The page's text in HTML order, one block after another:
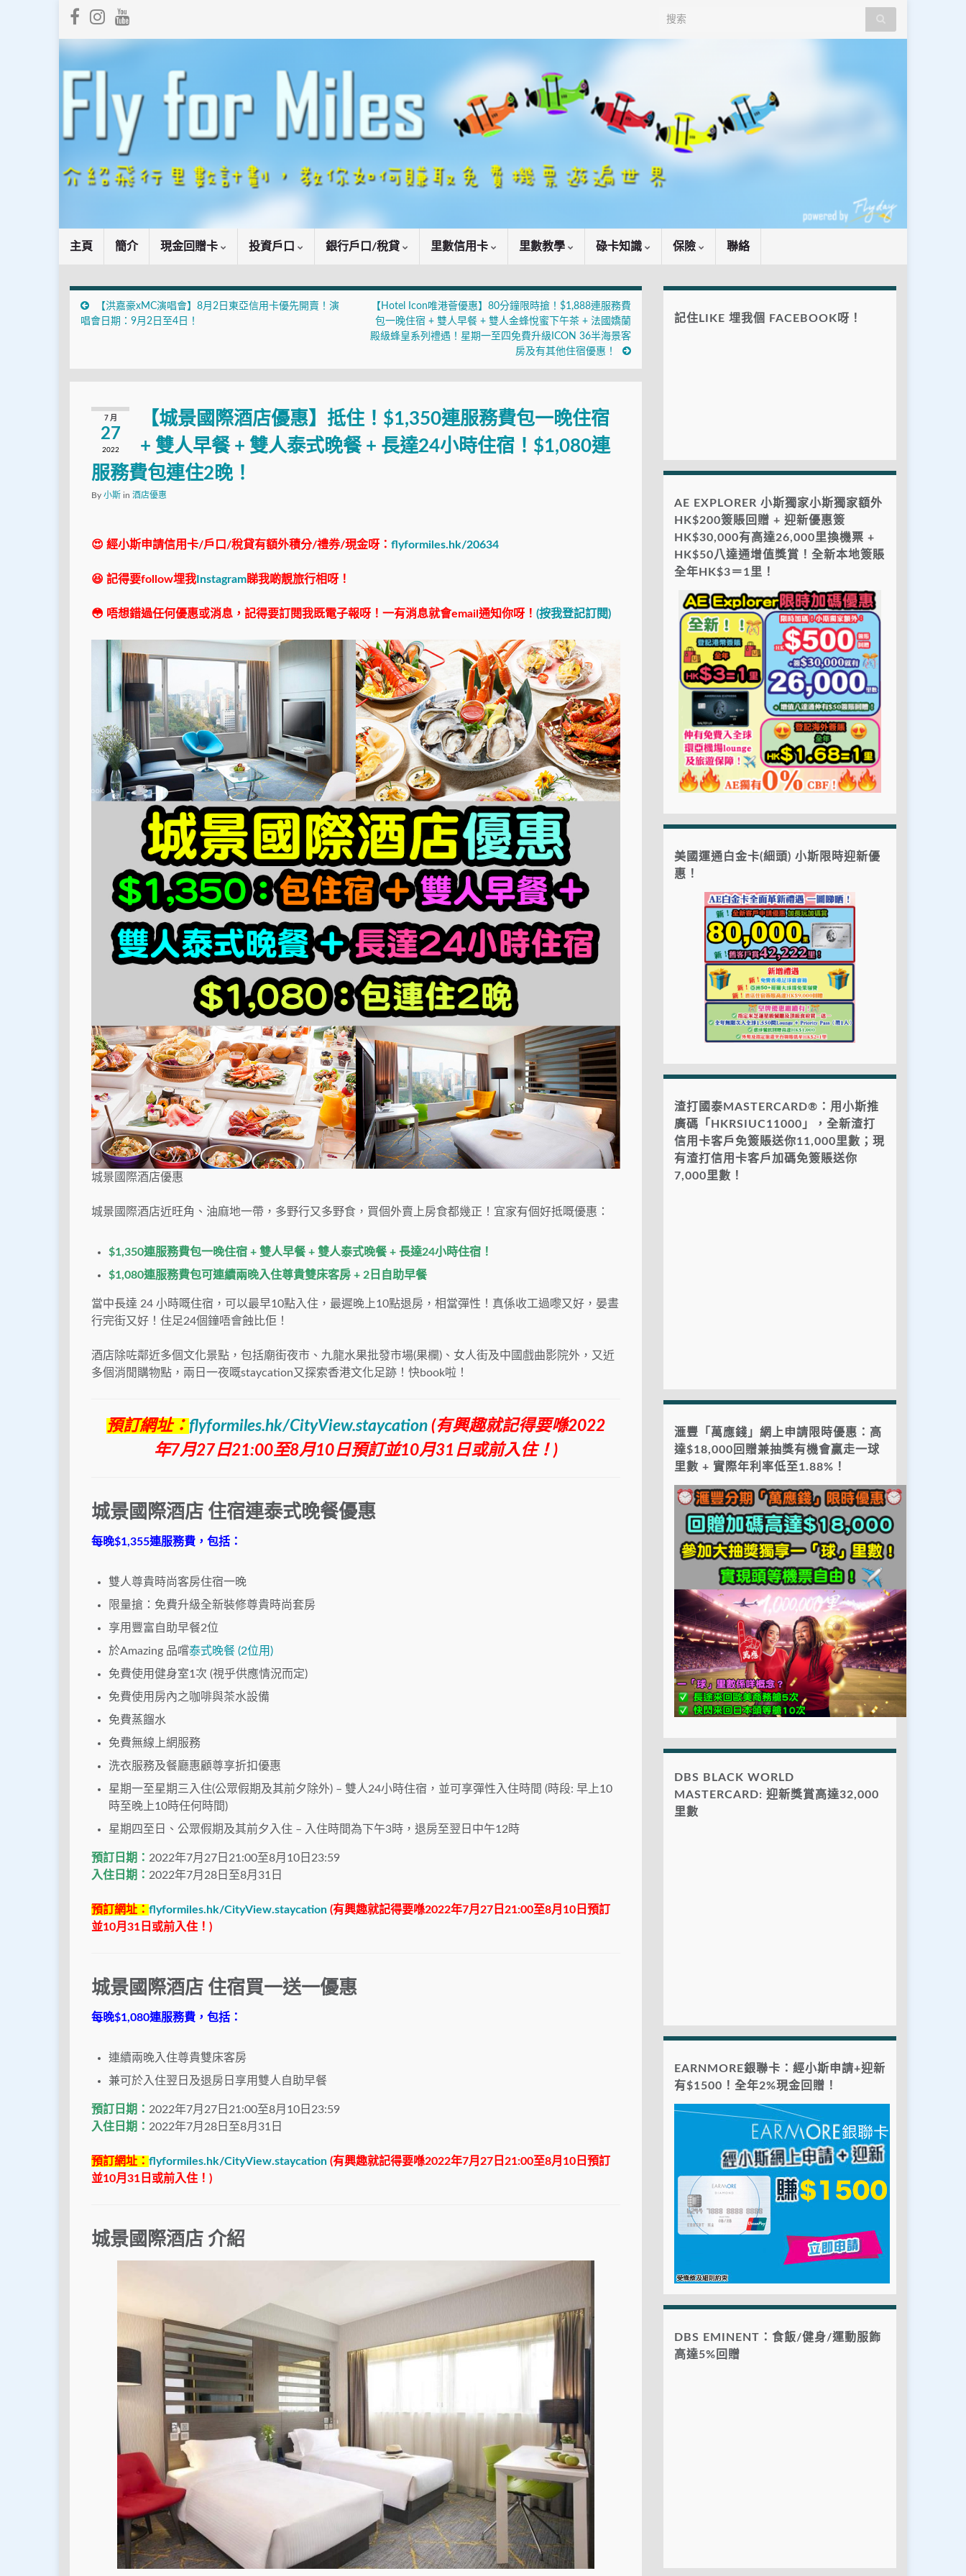
Search for:
主頁 簡介 現金回贈卡 投資戶口 銀行戶口/稅貸 里數信用卡 里數教學 碌卡知識 保險 聯絡
【洪嘉豪xMC演唱會】8月2日東亞信用卡優先開賣！演
唱會日期：9月2日至4日！
【Hotel Icon唯港薈優惠】80分鐘限時搶！$1,888連服務費
包一晚住宿 + 雙人早餐 + 雙人金蜂悅蜜下午茶 + 法國嬌蘭
殿級蜂皇系列禮遇！星期一至四免費升級ICON 36半海景客
房及有其他住宿優惠！
7 月
27
2022
【城景國際酒店優惠】抵住！$1,350連服務費包一晚住宿
+ 雙人早餐 + 雙人泰式晚餐 + 長達24小時住宿！$1,080連
服務費包連住2晚！
By 小斯 in 酒店優惠
😍 經小斯申請信用卡/戶口/稅貸有額外積分/禮券/現金呀： flyformiles.hk/20634
😆 記得要follow埋我 Instagram睇我啲靚旅行相呀！
😳 唔想錯過任何優惠或消息，記得要訂閱我既電子報呀！一有消息就會email通知你呀！ (按我登記訂閱)
城景國際酒店優惠
城景國際酒店近旺角、油麻地一帶，多野行又多野食，買個外賣上房食都幾正！宜家有個好抵嘅優惠：
$1,350連服務費包一晚住宿 + 雙人早餐 + 雙人泰式晚餐 + 長達24小時住宿！
$1,080連服務費包可連續兩晚入住尊貴雙床客房 + 2日自助早餐
當中長達 24 小時嘅住宿，可以最早10點入住，最遲晚上10點退房，相當彈性！真係收工過嚟又好，晏晝
行完街又好！住足24個鐘唔會蝕比佢！
酒店除咗鄰近多個文化景點，包括廟街夜市、九龍水果批發市場(果欄)、女人街及中國戲曲影院外，又近
多個消閒購物點，兩日一夜嘅staycation又探索香港文化足跡！快book啦！
預訂網址： flyformiles.hk/CityView.staycation (有興趣就記得要喺2022
年7月27日21:00至8月10日預訂並10月31日或前入住！)
城景國際酒店 住宿連泰式晚餐優惠
每晚$1,355連服務費，包括：
雙人尊貴時尚客房住宿一晚
限量搶：免費升級全新裝修尊貴時尚套房
享用豐富自助早餐2位
於Amazing 品嚐泰式晚餐 (2位用)
免費使用健身室1次 (視乎供應情況而定)
免費使用房內之咖啡與茶水設備
免費蒸餾水
免費無線上網服務
洗衣服務及餐廳惠顧尊享折扣優惠
星期一至星期三入住(公眾假期及其前夕除外) – 雙人24小時住宿，並可享彈性入住時間 (時段: 早上10
時至晚上10時任何時間)
星期四至日、公眾假期及其前夕入住 – 入住時間為下午3時，退房至翌日中午12時
預訂日期： 2022年7月27日21:00至8月10日23:59
入住日期： 2022年7月28日至8月31日
預訂網址： flyformiles.hk/CityView.staycation (有興趣就記得要喺2022年7月27日21:00至8月10 日 預訂
並10月31日或前入住！)
城景國際酒店 住宿買一送一優惠
每晚$1,080連服務費，包括：
連續兩晚入住尊貴雙床客房
兼可於入住翌日及退房日享用雙人自助早餐
預訂日期： 2022年7月27日21:00至8月10日23:59
入住日期： 2022年7月28日至8月31日
預訂網址： flyformiles.hk/CityView.staycation (有興趣就記得要喺2022年7月27日21:00至8月10 日 預訂
並10月31日或前入住！)
城景國際酒店 介紹
記住LIKE 埋我個 FACEBOOK呀！
AE EXPLORER 小斯獨家小斯獨家額外
HK$200簽賬回贈 + 迎新優惠簽
HK$30,000有高達26,000里換機票 +
HK$50八達通增值獎賞！全新本地簽賬
全年HK$3＝1里！
美國運通白金卡(細頭) 小斯限時迎新優
惠！
渣打國泰MASTERCARD®：用小斯推
廣碼「HKRSIUC11000」，全新渣打
信用卡客戶免簽賬送你11,000里數；現
有渣打信用卡客戶加碼免簽賬送你
7,000里數！
滙豐「萬應錢」網上申請限時優惠：高
達$18,000回贈兼抽獎有機會贏走一球
里數 + 實際年利率低至1.88%！
DBS BLACK WORLD
MASTERCARD: 迎新獎賞高達32,000
里數
EARNMORE銀聯卡：經小斯申請+迎新
有$1500！全年2%現金回贈！
DBS EMINENT：食飯/健身/運動服飾
高達5%回贈